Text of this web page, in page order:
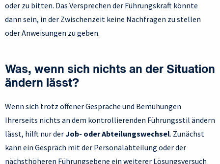
oder zu bitten. Das Versprechen der Führungskraft könnte
dann sein, in der Zwischenzeit keine Nachfragen zu stellen
oder Anweisungen zu geben.
Was, wenn sich nichts an der Situation
ändern lässt?
Wenn sich trotz offener Gespräche und Bemühungen
Ihrerseits nichts an dem kontrollierenden Führungsstil ändern
lässt, hilft nur derJob- oder Abteilungswechsel. Zunächst
kann ein Gespräch mit der Personalabteilung oder der
nächsthöheren Führungsebene ein weiterer Lösungsversuch